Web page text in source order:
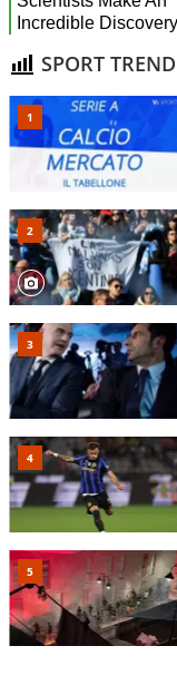
SPORT TREND